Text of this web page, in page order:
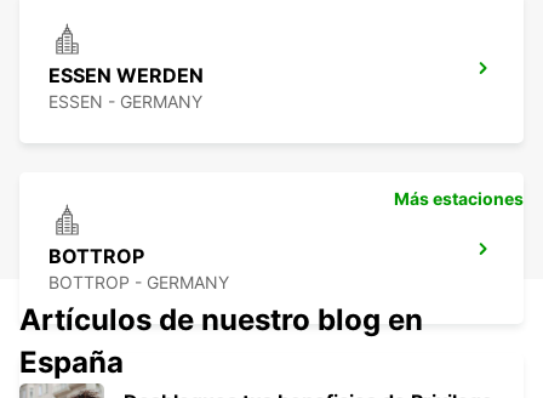
ESSEN WERDEN
ESSEN - GERMANY
BOTTROP
BOTTROP - GERMANY
Más estaciones
Artículos de nuestro blog en
España